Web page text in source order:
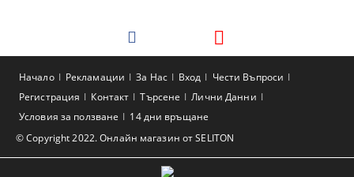
© Copyright 2022. Онлайн магазин от SELITON
Начало Рекламации За Нас Вход
Чести Въпроси
Регистрация
Контакт Търсене
Лични Данни
Условия за ползване
14 дни връщане